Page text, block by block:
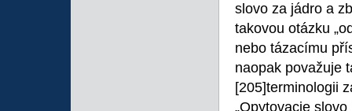
slovo za jádro a
takovou otázku
nebo tázacímu
naopak považuje
[205]terminologii
„Opytovacie